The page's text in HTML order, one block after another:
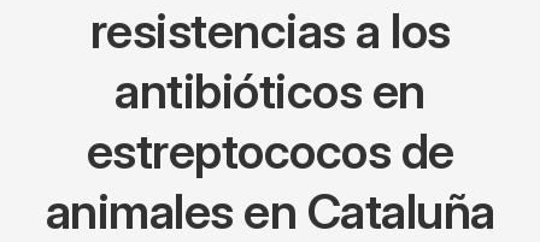
resistencias a los
antibióticos en
estreptococos de
animales en Cataluña